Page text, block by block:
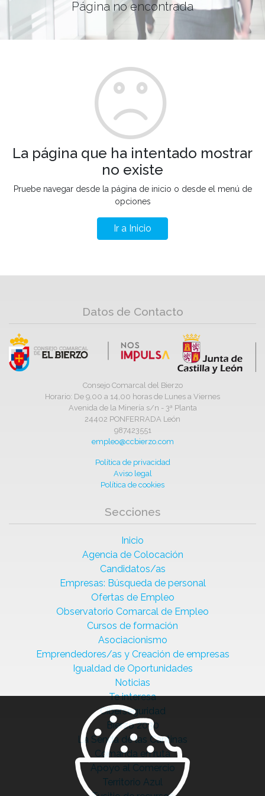
Página no encontrada
La página que ha intentado mostrar
no existe
Pruebe navegar desde la página de inicio o desde el menú de
opciones
Ir a Inicio
Datos de Contacto
Consejo Comarcal del Bierzo
Horario: De 9,00 a 14,00 horas de Lunes a Viernes
Avenida de la Minería s/n - 3ª Planta
24402 PONFERRADA León
987423551
empleo@ccbierzo.com
Política de privacidad
Aviso legal
Política de cookies
Secciones
Inicio
Agencia de Colocación
Candidatos/as
Empresas: Búsqueda de personal
Ofertas de Empleo
Observatorio Comarcal de Empleo
Cursos de formación
Asociacionismo
Emprendedores/as y Creación de empresas
Igualdad de Oportunidades
Noticias
Te interesa
Ciberseguridad
Bierzo 2030
La Senda de las Cantinas
Comanda en ruta
Apoyo al Comercio
Territorio Azul